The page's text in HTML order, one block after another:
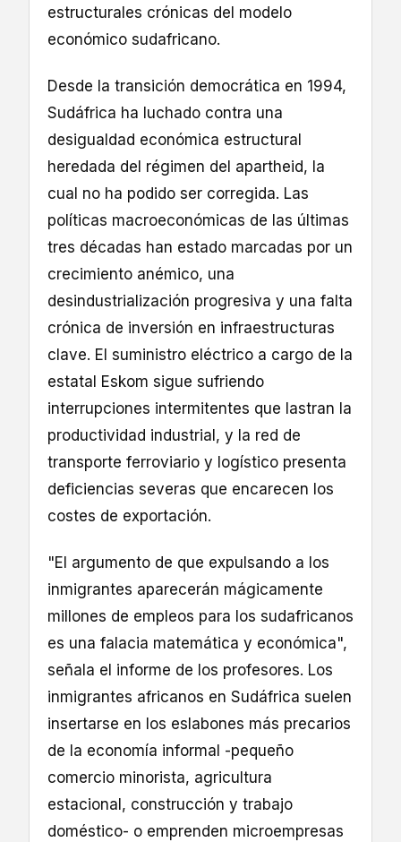
estructurales crónicas del modelo
económico sudafricano.
Desde la transición democrática en 1994,
Sudáfrica ha luchado contra una
desigualdad económica estructural
heredada del régimen del apartheid, la
cual no ha podido ser corregida. Las
políticas macroeconómicas de las últimas
tres décadas han estado marcadas por un
crecimiento anémico, una
desindustrialización progresiva y una falta
crónica de inversión en infraestructuras
clave. El suministro eléctrico a cargo de la
estatal Eskom sigue sufriendo
interrupciones intermitentes que lastran la
productividad industrial, y la red de
transporte ferroviario y logístico presenta
deficiencias severas que encarecen los
costes de exportación.
"El argumento de que expulsando a los
inmigrantes aparecerán mágicamente
millones de empleos para los sudafricanos
es una falacia matemática y económica",
señala el informe de los profesores. Los
inmigrantes africanos en Sudáfrica suelen
insertarse en los eslabones más precarios
de la economía informal -pequeño
comercio minorista, agricultura
estacional, construcción y trabajo
doméstico- o emprenden microempresas